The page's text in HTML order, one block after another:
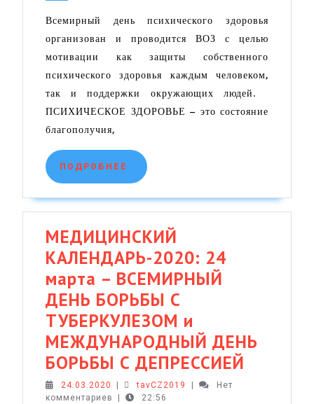
ВСЕМИРНЫЙ
ДЕНЬ
ПСИХИЧЕСКОГО
ЗДОРОВЬЯ
Всемирный день психического здоровья
организован и проводится ВОЗ с целью
мотивации как защиты собственного
психического здоровья каждым человеком,
так и поддержки окружающих людей.
ПСИХИЧЕСКОЕ ЗДОРОВЬЕ – это состояние
благополучия,
ПОДРОБНЕЕ ПОДРОБНЕЕ
МЕДИЦИНСКИЙ
КАЛЕНДАРЬ-2020: 24
марта – ВСЕМИРНЫЙ
ДЕНЬ БОРЬБЫ С
ТУБЕРКУЛЕЗОМ и
МЕЖДУНАРОДНЫЙ ДЕНЬ
БОРЬБЫ С ДЕПРЕССИЕЙ
24.03.2020 24.03.2020
tavCZ2019 tavCZ2019
Нет
комментариев
22:56